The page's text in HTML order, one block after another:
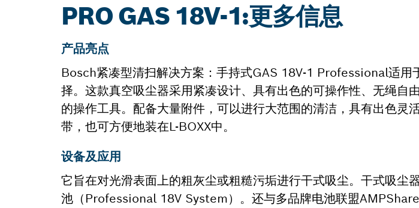
PRO GAS 18V-1:更多信息
产品亮点
Bosch紧凑型清扫解决方案：手持式GAS 18V-1 Professional适用
择。这款真空吸尘器采用紧凑设计、具有出色的可操作性、无绳自
的操作工具。配备大量附件，可以进行大范围的清洁，具有出色
带，也可方便地装在L-BOXX中。
设备及应用
它旨在对光滑表面上的粗灰尘或粗糙污垢进行干式吸尘。干式吸
池（Professional 18V System）。还与多品牌电池联盟AMPShare